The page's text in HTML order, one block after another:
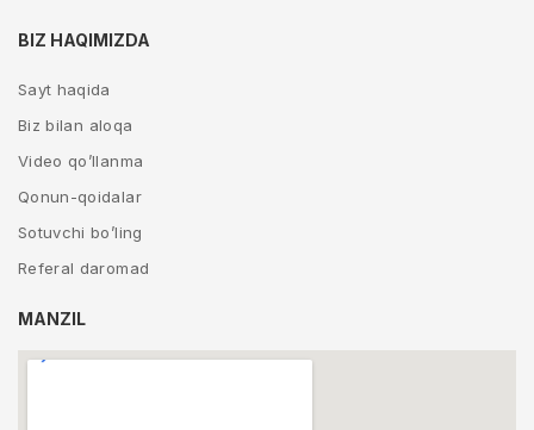
BIZ HAQIMIZDA
Sayt haqida
Biz bilan aloqa
Video qo’llanma
Qonun-qoidalar
Sotuvchi bo’ling
Referal daromad
MANZIL